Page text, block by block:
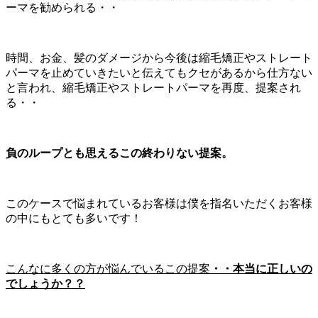
ーマを勧められる・・
時間、お金、髪のダメージから今後は縮毛矯正やストレート
パーマを止めていきたいと伝えてもクセがあるから仕方ない
と言われ、縮毛矯正やストレートパーマを再度、提案され
る・・
負のループとも思えるこの終わりない提案。
このケースで悩まれているお客様は僕を指名いただくお客様
の中にもとても多いです！
こんなに多くの方が悩んでいるこの提案 ・・本当に正しいの
でしょうか？？